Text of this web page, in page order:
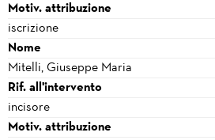
Motiv. attribuzione
iscrizione
Nome
Mitelli, Giuseppe Maria
Rif. all'intervento
incisore
Motiv. attribuzione